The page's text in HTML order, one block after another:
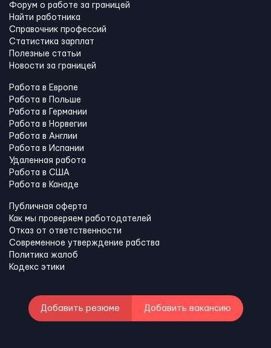
Форум о работе за границей
Найти работника
Справочник профессий
Статистика зарплат
Полезные статьи
Новости за границей
Работа в Европе
Работа в Польше
Работа в Германии
Работа в Норвегии
Работа в Англии
Работа в Испании
Удаленная работа
Работа в США
Работа в Канадe
Публичная оферта
Как мы проверяем работодателей
Отказ от ответственности
Современное утверждение рабства
Политика жалоб
Кодекс этики
Добавить резюме Добавить вакансию